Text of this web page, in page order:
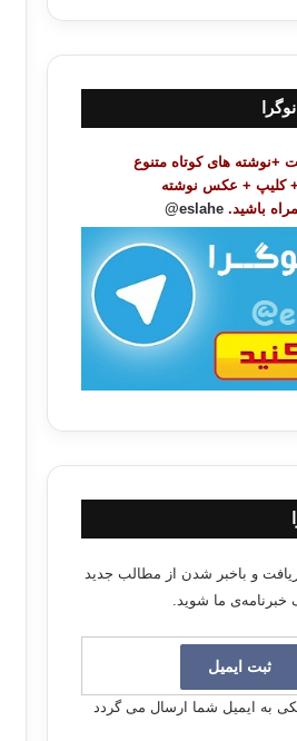
+نوشته های کوتاه متنوع
کلیپ + عکس نوشته
باشید. eslahe@
و باخبر شدن از مطالب جدید
ما شوید.
به ایمیل شما ارسال می گردد